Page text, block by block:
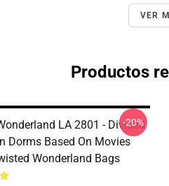
VER
Productos
LA 2801 - Divided
Dorms Based On Movies
Wonderland Bags
-20%